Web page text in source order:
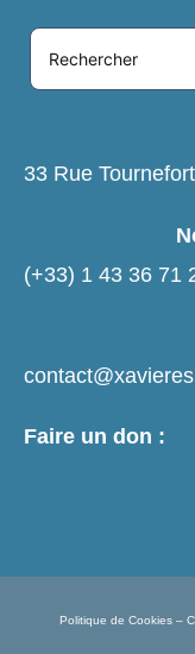
33 Rue
(+33) 1 43 36 71
Faire un don :
Politique de Cookies –